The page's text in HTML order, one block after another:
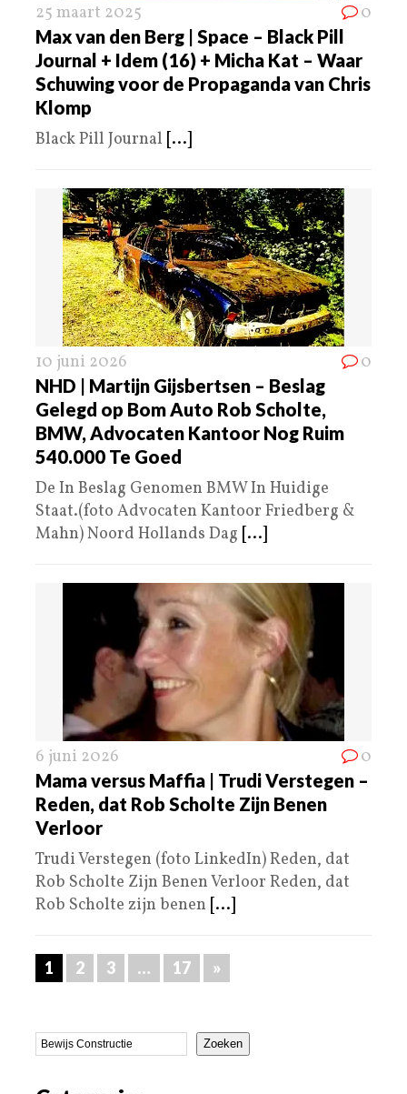
25 maart 2025 0
Max van den Berg | Space – Black Pill
Journal + Idem (16) + Micha Kat – Waar
Schuwing voor de Propaganda van Chris
Klomp
Black Pill Journal [...]
10 juni 2026 0
NHD | Martijn Gijsbertsen – Beslag
Gelegd op Bom Auto Rob Scholte,
BMW, Advocaten Kantoor Nog Ruim
540.000 Te Goed
De In Beslag Genomen BMW In Huidige
Staat.(foto Advocaten Kantoor Friedberg &
Mahn) Noord Hollands Dag [...]
6 juni 2026 0
Mama versus Maffia | Trudi Verstegen –
Reden, dat Rob Scholte Zijn Benen
Verloor
Trudi Verstegen (foto LinkedIn) Reden, dat
Rob Scholte Zijn Benen Verloor Reden, dat
Rob Scholte zijn benen [...]
1 2 3 … 17 »
Zoeken